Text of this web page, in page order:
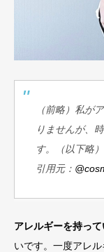
（前略）私が
りませんが、
す。（以下略）
引用元：
アレルギーを持っ
いです。一度アレ